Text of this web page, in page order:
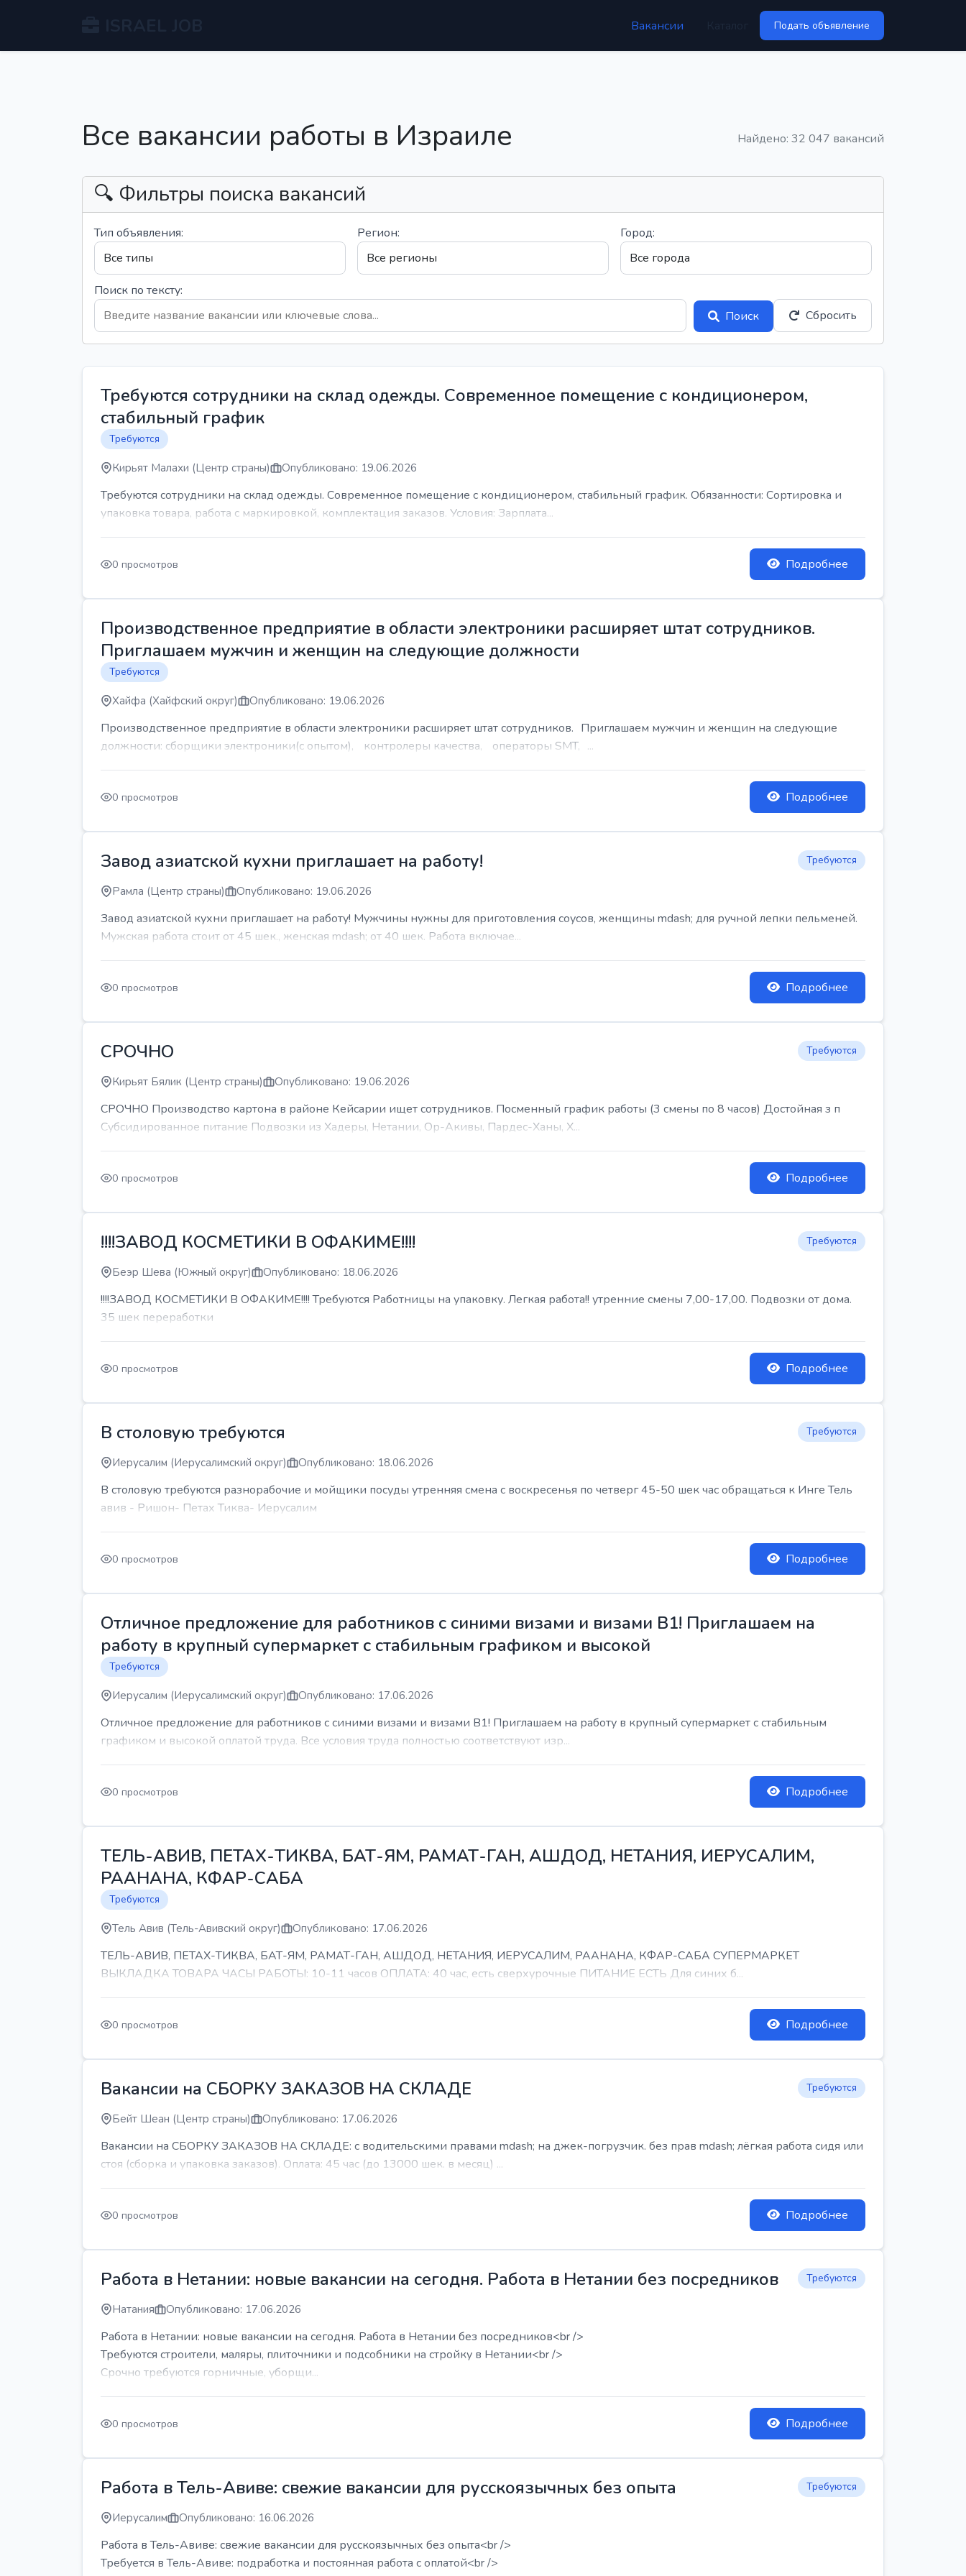
Вакансии Подать объявление
Все вакансии работы в Израиле Найдено: 32 047 вакансий
🔍 Фильтры поиска вакансий
Тип объявления: Регион: Город:
Поиск по тексту:
Поиск
Сбросить
Требуются сотрудники на склад одежды. Современное помещение с кондиционером,
стабильный график
Требуются
Кирьят Малахи (Центр страны) Опубликовано: 19.06.2026
Требуются сотрудники на склад одежды. Современное помещение с кондиционером, стабильный график. Обязанности: Сортировка и
упаковка товара, работа с маркировкой, комплектация заказов. Условия: Зарплата...
0 просмотров Подробнее
Производственное предприятие в области электроники расширяет штат сотрудников.
Приглашаем мужчин и женщин на следующие должности
Требуются
Хайфа (Хайфский округ) Опубликовано: 19.06.2026
Производственное предприятие в области электроники расширяет штат сотрудников. Приглашаем мужчин и женщин на следующие
должности: сборщики электроники(с опытом), контролеры качества, операторы SMT, ...
0 просмотров Подробнее
Завод азиатской кухни приглашает на работу! Требуются
Рамла (Центр страны) Опубликовано: 19.06.2026
Завод азиатской кухни приглашает на работу! Мужчины нужны для приготовления соусов, женщины mdash; для ручной лепки пельменей.
Мужская работа стоит от 45 шек., женская mdash; от 40 шек. Работа включае...
0 просмотров Подробнее
СРОЧНО Требуются
Кирьят Бялик (Центр страны) Опубликовано: 19.06.2026
СРОЧНО Производство картона в районе Кейсарии ищет сотрудников. Посменный график работы (3 смены по 8 часов) Достойная з п
Субсидированное питание Подвозки из Хадеры, Нетании, Ор-Акивы, Пардес-Ханы, Х...
0 просмотров Подробнее
!!!!ЗАВОД КОСМЕТИКИ В ОФАКИМЕ!!!! Требуются
Беэр Шева (Южный округ) Опубликовано: 18.06.2026
!!!!ЗАВОД КОСМЕТИКИ В ОФАКИМЕ!!!! Требуются Работницы на упаковку. Легкая работа!! утренние смены 7,00-17,00. Подвозки от дома.
35 шек переработки
0 просмотров Подробнее
В столовую требуются Требуются
Иерусалим (Иерусалимский округ) Опубликовано: 18.06.2026
В столовую требуются разнорабочие и мойщики посуды утренняя смена с воскресенья по четверг 45-50 шек час обращаться к Инге Тель
авив - Ришон- Петах Тиква- Иерусалим
0 просмотров Подробнее
Отличное предложение для работников с синими визами и визами B1! Приглашаем на
работу в крупный супермаркет с стабильным графиком и высокой
Требуются
Иерусалим (Иерусалимский округ) Опубликовано: 17.06.2026
Отличное предложение для работников с синими визами и визами B1! Приглашаем на работу в крупный супермаркет с стабильным
графиком и высокой оплатой труда. Все условия труда полностью соответствуют изр...
0 просмотров Подробнее
ТЕЛЬ-АВИВ, ПЕТАХ-ТИКВА, БАТ-ЯМ, РАМАТ-ГАН, АШДОД, НЕТАНИЯ, ИЕРУСАЛИМ,
РААНАНА, КФАР-САБА
Требуются
Тель Авив (Тель-Авивский округ) Опубликовано: 17.06.2026
ТЕЛЬ-АВИВ, ПЕТАХ-ТИКВА, БАТ-ЯМ, РАМАТ-ГАН, АШДОД, НЕТАНИЯ, ИЕРУСАЛИМ, РААНАНА, КФАР-САБА СУПЕРМАРКЕТ
ВЫКЛАДКА ТОВАРА ЧАСЫ РАБОТЫ: 10-11 часов ОПЛАТА: 40 час, есть сверхурочные ПИТАНИЕ ЕСТЬ Для синих б...
0 просмотров Подробнее
Вакансии на СБОРКУ ЗАКАЗОВ НА СКЛАДЕ Требуются
Бейт Шеан (Центр страны) Опубликовано: 17.06.2026
Вакансии на СБОРКУ ЗАКАЗОВ НА СКЛАДЕ: с водительскими правами mdash; на джек-погрузчик. без прав mdash; лёгкая работа сидя или
стоя (сборка и упаковка заказов). Оплата: 45 час (до 13000 шек. в месяц) ...
0 просмотров Подробнее
Работа в Нетании: новые вакансии на сегодня. Работа в Нетании без посредников Требуются
Натания Опубликовано: 17.06.2026
Работа в Нетании: новые вакансии на сегодня. Работа в Нетании без посредников<br />
Требуются строители, маляры, плиточники и подсобники на стройку в Нетании<br />
Срочно требуются горничные, уборщи...
0 просмотров Подробнее
Работа в Тель-Авиве: свежие вакансии для русскоязычных без опыта Требуются
Иерусалим Опубликовано: 16.06.2026
Работа в Тель-Авиве: свежие вакансии для русскоязычных без опыта<br />
Требуется в Тель-Авиве: подработка и постоянная работа с оплатой<br />